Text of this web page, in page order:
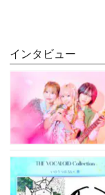
インタビュー